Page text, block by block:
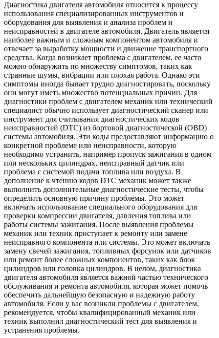
Диагностика двигателя автомобиля относится к процессу
использования специализированных инструментов и
оборудования для выявления и анализа проблем и
неисправностей в двигателе автомобиля. Двигатель является
наиболее важным и сложным компонентом автомобиля и
отвечает за выработку мощности и движение транспортного
средства. Когда возникает проблема с двигателем, ее часто
можно обнаружить по множеству симптомов, таких как
странные шумы, вибрации или плохая работа. Однако эти
симптомы иногда бывает трудно диагностировать, поскольку
они могут иметь множество потенциальных причин. Для
диагностики проблем с двигателем механик или технический
специалист обычно использует диагностический сканер или
инструмент для считывания диагностических кодов
неисправностей (DTC) из бортовой диагностической (OBD)
системы автомобиля. Эти коды предоставляют информацию о
конкретной проблеме или неисправности, которую
необходимо устранить, например пропуск зажигания в одном
или нескольких цилиндрах, неисправный датчик или
проблема с системой подачи топлива или воздуха. В
дополнение к чтению кодов DTC механик может также
выполнить дополнительные диагностические тесты, чтобы
определить основную причину проблемы. Это может
включать использование специального оборудования для
проверки компрессии двигателя, давления топлива или
работы системы зажигания. После выявления проблемы
механик или техник приступает к ремонту или замене
неисправного компонента или системы. Это может включать
замену свечей зажигания, топливных форсунок или датчиков
или ремонт более сложных компонентов, таких как блок
цилиндров или головка цилиндров. В целом, диагностика
двигателя автомобиля является важной частью технического
обслуживания и ремонта автомобиля, которая может помочь
обеспечить дальнейшую безопасную и надежную работу
автомобиля. Если у вас возникли проблемы с двигателем,
рекомендуется, чтобы квалифицированный механик или
техник выполнил диагностический тест для выявления и
устранения проблемы.